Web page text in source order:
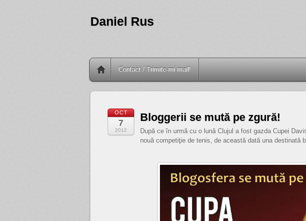
Daniel Rus
Contact / Trimite-mi mail!
OCT
7
2012
Bloggerii se mută pe zgură!
După ce în urmă cu o lună Clujul a fost gazda Cupei
nouă competiţie de tenis, de această dată una destinată